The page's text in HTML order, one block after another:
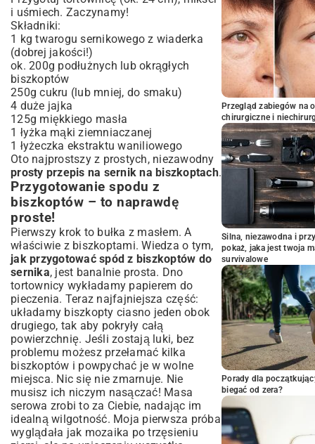
i uśmiech. Zaczynamy!
Składniki:
1 kg twarogu sernikowego z wiaderka
(dobrej jakości!)
ok. 200g podłużnych lub okrągłych
biszkoptów
250g cukru (lub mniej, do smaku)
4 duże jajka
125g miękkiego masła
1 łyżka mąki ziemniaczanej
1 łyżeczka ekstraktu waniliowego
Oto najprostszy z prostych, niezawodny
prosty przepis na sernik na biszkoptach.
Przygotowanie spodu z
biszkoptów – to naprawdę
proste!
Pierwszy krok to bułka z masłem. A
właściwie z biszkoptami. Wiedza o tym,
jak przygotować spód z biszkoptów do
sernika, jest banalnie prosta. Dno
tortownicy wykładamy papierem do
pieczenia. Teraz najfajniejsza część:
układamy biszkopty ciasno jeden obok
drugiego, tak aby pokryły całą
powierzchnię. Jeśli zostają luki, bez
problemu możesz przełamać kilka
biszkoptów i powpychać je w wolne
miejsca. Nic się nie zmarnuje. Nie
musisz ich niczym nasączać! Masa
serowa zrobi to za Ciebie, nadając im
idealną wilgotność. Moja pierwsza próba
wyglądała jak mozaika po trzęsieniu
Przegląd zabiegów na
chirurgiczne i
Silna, niezawodna i
pokaż, jaka jest twoja
survivalowe
Porady dla
biegać od zera?